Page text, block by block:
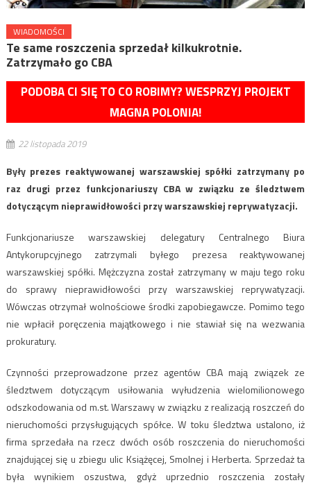
WIADOMOŚCI
Te same roszczenia sprzedał kilkukrotnie.
Zatrzymało go CBA
PODOBA CI SIĘ TO CO ROBIMY? WESPRZYJ PROJEKT
MAGNA POLONIA!
22 listopada 2019
Były prezes reaktywowanej warszawskiej spółki zatrzymany po
raz drugi przez funkcjonariuszy CBA w związku ze śledztwem
dotyczącym nieprawidłowości przy warszawskiej reprywatyzacji.
Funkcjonariusze warszawskiej delegatury Centralnego Biura
Antykorupcyjnego zatrzymali byłego prezesa reaktywowanej
warszawskiej spółki. Mężczyzna został zatrzymany w maju tego roku
do sprawy nieprawidłowości przy warszawskiej reprywatyzacji.
Wówczas otrzymał wolnościowe środki zapobiegawcze. Pomimo tego
nie wpłacił poręczenia majątkowego i nie stawiał się na wezwania
prokuratury.
Czynności przeprowadzone przez agentów CBA mają związek ze
śledztwem dotyczącym usiłowania wyłudzenia wielomilionowego
odszkodowania od m.st. Warszawy w związku z realizacją roszczeń do
nieruchomości przysługujących spółce. W toku śledztwa ustalono, iż
firma sprzedała na rzecz dwóch osób roszczenia do nieruchomości
znajdującej się u zbiegu ulic Książęcej, Smolnej i Herberta. Sprzedaż ta
była wynikiem oszustwa, gdyż uprzednio roszczenia zostały